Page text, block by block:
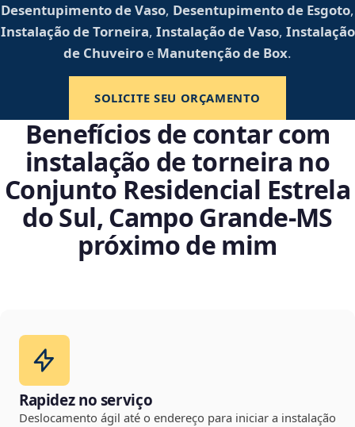
Desentupimento de Vaso, Desentupimento de Esgoto,
Instalação de Torneira, Instalação de Vaso, Instalação
de Chuveiro e Manutenção de Box.
SOLICITE SEU ORÇAMENTO
Benefícios de contar com
instalação de torneira no
Conjunto Residencial Estrela
do Sul, Campo Grande‑MS
próximo de mim
Rapidez no serviço
Deslocamento ágil até o endereço para iniciar a instalação